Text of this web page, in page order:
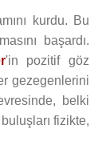
kurdu. Bu
başardı.
'in pozitif göz
gezegenlerini
belki
fizikte,